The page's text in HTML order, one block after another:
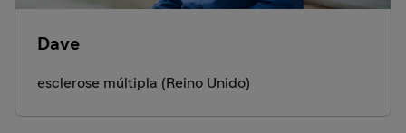
Dave
esclerose múltipla (Reino Unido)